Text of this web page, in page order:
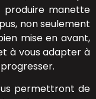
manette
non seulement
mise en avant,
à vous adapter à
permettront de